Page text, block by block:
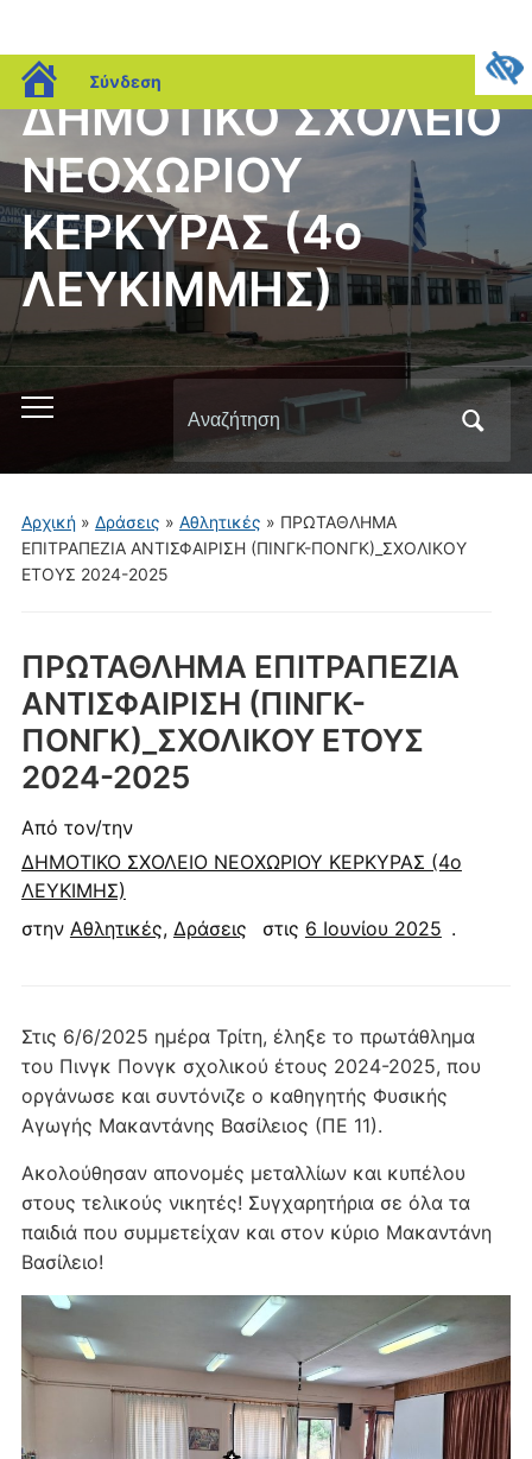
blogs.sch.gr
Σύνδεση
ΔΗΜΟΤΙΚΟ ΣΧΟΛΕΙΟ
ΝΕΟΧΩΡΙΟΥ
ΚΕΡΚΥΡΑΣ (4ο
ΛΕΥΚΙΜΜΗΣ)
Εναλλαγή
μενού
για
κινητά
για:
Αρχική» Δράσεις » Αθλητικές » ΠΡΩΤΑΘΛΗΜΑ
ΕΠΙΤΡΑΠΕΖΙΑ ΑΝΤΙΣΦΑΙΡΙΣΗ (ΠΙΝΓΚ-ΠΟΝΓΚ)_ΣΧΟΛΙΚΟΥ
ΕΤΟΥΣ 2024-2025
ΠΡΩΤΑΘΛΗΜΑ ΕΠΙΤΡΑΠΕΖΙΑ
ΑΝΤΙΣΦΑΙΡΙΣΗ (ΠΙΝΓΚ-
ΠΟΝΓΚ)_ΣΧΟΛΙΚΟΥ ΕΤΟΥΣ
2024-2025
Από τον/την
ΔΗΜΟΤΙΚΟ ΣΧΟΛΕΙΟ ΝΕΟΧΩΡΙΟΥ ΚΕΡΚΥΡΑΣ (4ο
ΛΕΥΚΙΜΗΣ)
στην Αθλητικές, Δράσεις στις 6 Ιουνίου 2025 .
Στις 6/6/2025 ημέρα Τρίτη, έληξε το πρωτάθλημα
του Πινγκ Πονγκ σχολικού έτους 2024-2025, που
οργάνωσε και συντόνιζε ο καθηγητής Φυσικής
Αγωγής Μακαντάνης Βασίλειος (ΠΕ 11).
Ακολούθησαν απονομές μεταλλίων και κυπέλου
στους τελικούς νικητές! Συγχαρητήρια σε όλα τα
παιδιά που συμμετείχαν και στον κύριο Μακαντάνη
Βασίλειο!